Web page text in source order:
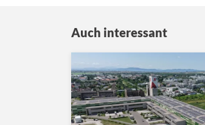
Auch interessant